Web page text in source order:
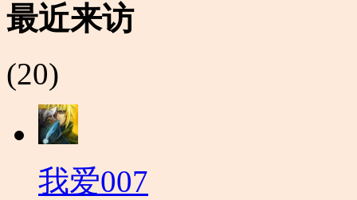
最近来访
(20)
我爱007